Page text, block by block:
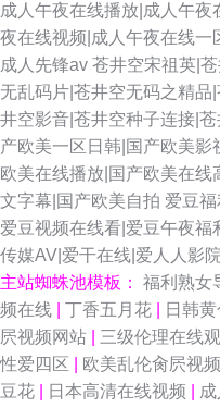
成人午夜在线播放|成人午
夜在线视频|成人午夜在线一
成人先锋av 苍井空宋祖英|
无乱码片|苍井空无码之精
井空影音|苍井空种子连接|
产欧美一区日韩|国产欧美
欧美在线播放|国产欧美在线
文字幕|国产欧美自拍 爱豆
爱豆视频在线看|爱豆午夜
传媒AV|爱干在线|爱人人影
主站蜘蛛池模板： 福利熟女
频在线
丁香五月花 日韩
屄视频网站
三级伦理在线
性爱四区
欧美乱伦肏屄视频
豆花
日本高清在线视频